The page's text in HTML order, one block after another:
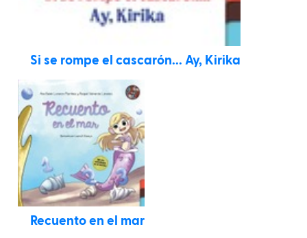
Si se rompe el cascarón... Ay, Kirika
Recuento en el mar